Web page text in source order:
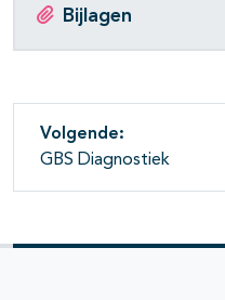
Bijlagen
Volgende:
GBS Diagnostiek